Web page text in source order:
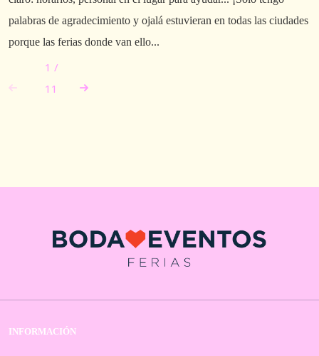
palabras de agradecimiento y ojalá estuvieran en todas las ciudades
porque las ferias donde van ello...
1 /
11
INFORMACIÓN